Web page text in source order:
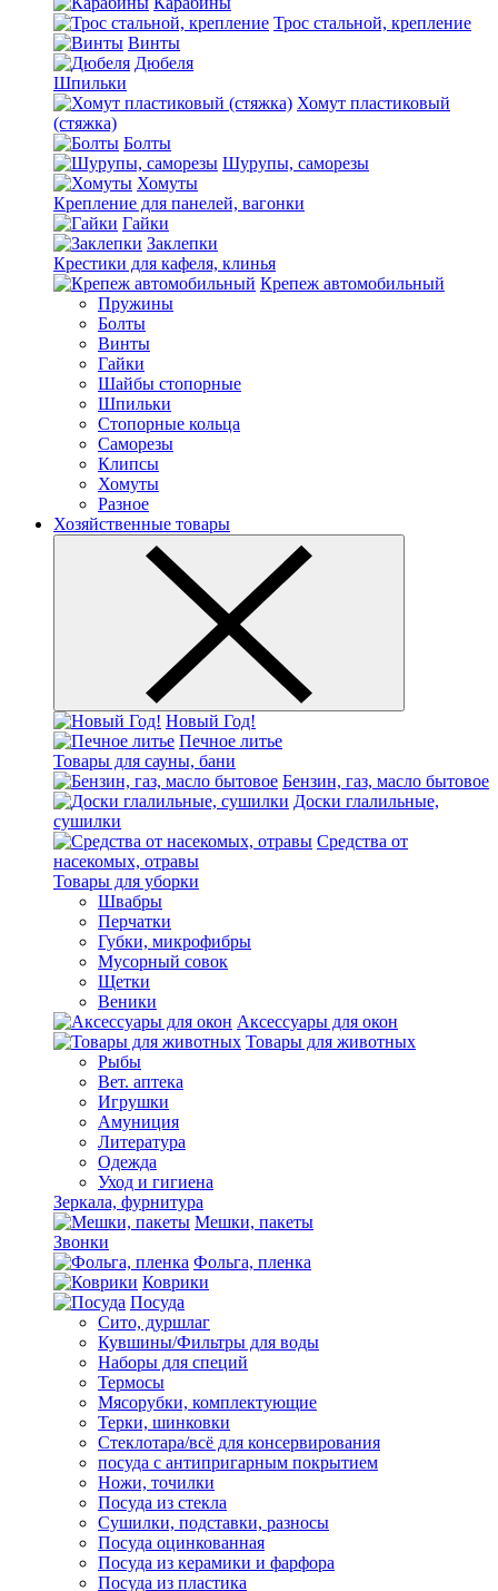
Трос стальной, крепление
Винты
Дюбеля
Шпильки
Хомут пластиковый
(стяжка)
Болты
Шурупы, саморезы
Хомуты
Крепление для панелей, вагонки
Гайки
Заклепки
Крестики для кафеля, клинья
Крепеж автомобильный
Пружины
Болты
Винты
Гайки
Шайбы стопорные
Шпильки
Стопорные кольца
Саморезы
Клипсы
Хомуты
Разное
Хозяйственные товары
Новый Год!
Печное литье
Товары для сауны, бани
Бензин, газ, масло бытовое
Доски глалильные,
сушилки
Средства от
насекомых, отравы
Товары для уборки
Швабры
Перчатки
Губки, микрофибры
Мусорный совок
Щетки
Веники
Аксессуары для окон
Товары для животных
Рыбы
Вет. аптека
Игрушки
Амуниция
Литература
Одежда
Уход и гигиена
Зеркала, фурнитура
Мешки, пакеты
Звонки
Фольга, пленка
Коврики
Посуда
Сито, дуршлаг
Кувшины/Фильтры для воды
Наборы для специй
Термосы
Мясорубки, комплектующие
Терки, шинковки
Стеклотара/всё для консервирования
посуда с антипригарным покрытием
Ножи, точилки
Посуда из стекла
Сушилки, подставки, разносы
Посуда оцинкованная
Посуда из керамики и фарфора
Посуда из пластика